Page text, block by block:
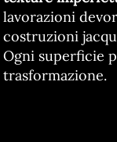
lavorazioni
costruzioni
Ogni superficie
trasformazione.